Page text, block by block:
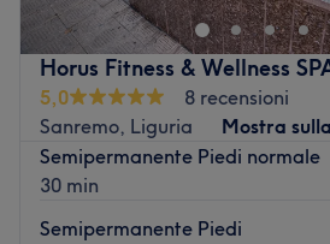
Horus Fitness & Wellness
5,0
8 recensioni
Sanremo, Liguria
Mostra
Semipermanente Piedi normale
30 min
Semipermanente Piedi